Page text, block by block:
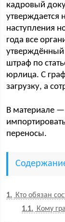
кадровый
утверждается
наступления
года все
утверждённый
штраф по
юрлица. С
загрузку, а
В материале —
переносы.
1
Кто обязан
1.1
Кому